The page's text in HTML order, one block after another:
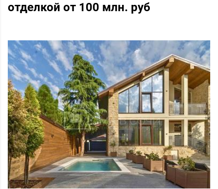
отделкой от 100 млн. руб